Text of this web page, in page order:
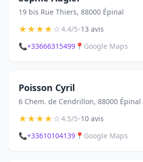
19 bis Rue Thiers, 88000 Épinal
★★★★☆4.4/5•13 avis
📞+33666315499 📍 Google Maps
Poisson Cyril
6 Chem. de Cendrillon, 88000 Épinal
★★★★☆4.5/5•10 avis
📞+33610104139 📍 Google Maps